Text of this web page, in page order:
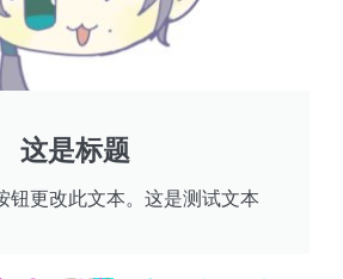
这是标题
钮更改此文本。这是测试文本